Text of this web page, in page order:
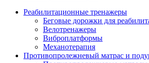
Реабилитационные тренажеры
Беговые дорожки для
Велотренажеры
Виброплатформы
Механотерапия
Противопролежневый матрас и